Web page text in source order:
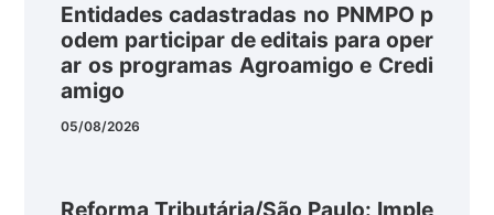
Entidades cadastradas no PNMPO p
odem participar de editais para oper
ar os programas Agroamigo e Credi
amigo
05/08/2026
Reforma Tributária/São Paulo: Imple